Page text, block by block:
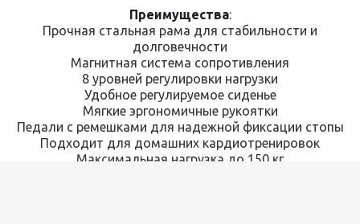
Преимущества:
Прочная стальная рама для стабильности и
долговечности
Магнитная система сопротивления
8 уровней регулировки нагрузки
Удобное регулируемое сиденье
Мягкие эргономичные рукоятки
Педали с ремешками для надежной фиксации стопы
Подходит для домашних кардиотренировок
Максимальная нагрузка до 150 кг